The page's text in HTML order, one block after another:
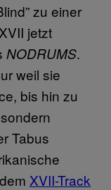
zu einer
jetzt
NODRUMS.
weil sie
bis hin zu
Tabus
XVII-Track